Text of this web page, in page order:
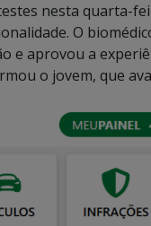
nesta quarta-
O
e aprovou a
o jovem, que